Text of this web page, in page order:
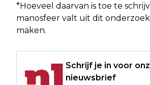
*Hoeveel daarvan is toe te
manosfeer valt uit dit
maken.
Schrijf je in voor
nieuwsbrief